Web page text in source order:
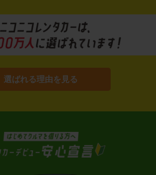
選ばれる理由を見る